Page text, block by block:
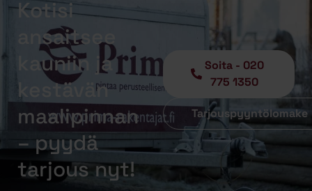
Kotisi
ansaitsee
kauniin ja
kestävän
maalipinnan
– pyydä
tarjous nyt!
Soita - 020
775 1350
Tarjouspyyntölomake